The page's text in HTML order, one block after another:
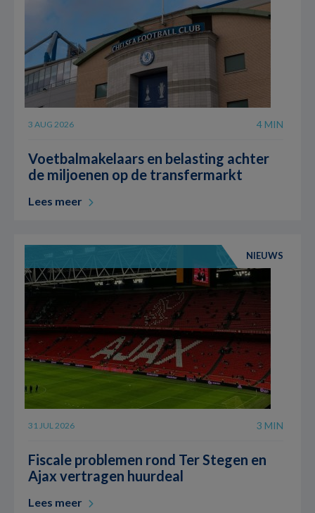
3 AUG 2026 4 MIN
Voetbalmakelaars en belasting achter
de miljoenen op de transfermarkt
Lees meer
NIEUWS
31 JUL 2026 3 MIN
Fiscale problemen rond Ter Stegen en
Ajax vertragen huurdeal
Lees meer